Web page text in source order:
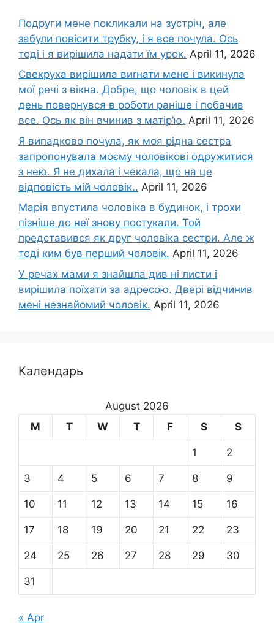
Подруги мене покликали на зустріч, але
забули повісити трубку, і я все почула. Ось
тоді і я вирішила надати їм урок. April 11, 2026
Свекруха вирішила виrнати мене і викинула
мої речі з вікна. Добре, що чоловік в цей
день повернувся в роботи раніше і побачив
все. Ось як він вчинив з матір’ю. April 11, 2026
Я випадково почула, як моя рідна сестра
запропонувала моєму чоловікові одружитися
з нею. Я не дихала і чекала, що на це
відповість мій чоловік.. April 11, 2026
Марія впустила чоловіка в будинок, і трохи
пізніше до неї знову постукали. Той
представився як друг чоловіка сестри. Але ж
тоді ким був перший чоловік. April 11, 2026
У речах мами я знайшла див ні листи і
вирішила поїхати за адресою. Двері відчинив
мені незнайомий чоловік. April 11, 2026
Календарь
August 2026
M
T W T F S S
1 2
3 4 5 6 7 8 9
10 11 12 13 14 15 16
17 18 19 20 21 22 23
24 25 26 27 28 29 30
31
« Apr